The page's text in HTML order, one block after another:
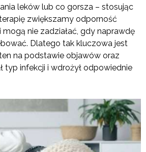
leków lub co gorsza – stosując
zwiększamy odporność
mogą nie zadziałać, gdy naprawdę
Dlatego tak kluczowa jest
na podstawie objawów oraz
typ infekcji i wdrożył odpowiednie